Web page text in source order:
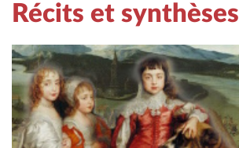
Récits et synthèses